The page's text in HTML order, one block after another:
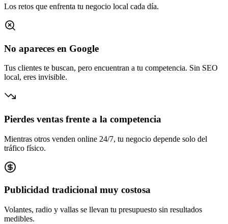
Los retos que enfrenta tu negocio local cada día.
No apareces en Google
Tus clientes te buscan, pero encuentran a tu competencia. Sin SEO
local, eres invisible.
Pierdes ventas frente a la competencia
Mientras otros venden online 24/7, tu negocio depende solo del
tráfico físico.
Publicidad tradicional muy costosa
Volantes, radio y vallas se llevan tu presupuesto sin resultados
medibles.